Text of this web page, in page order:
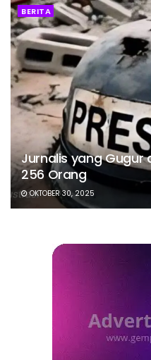
BERITA
Jurnalis yang Gugur
256 Orang
OKTOBER 30, 2025